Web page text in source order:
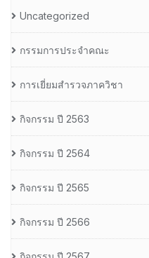
Uncategorized
กรรมการประจำคณะ
การเยี่ยมสำรวจภาควิชา
กิจกรรม ปี 2563
กิจกรรม ปี 2564
กิจกรรม ปี 2565
กิจกรรม ปี 2566